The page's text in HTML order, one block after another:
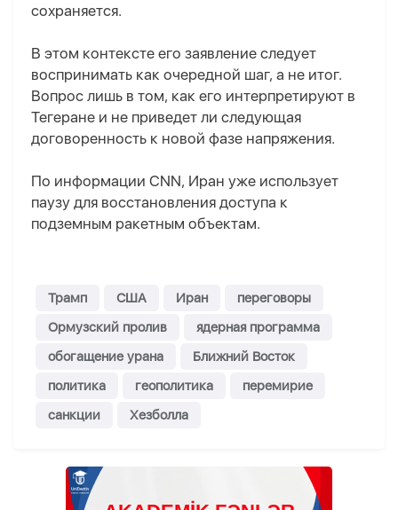
сохраняется.
В этом контексте его заявление следует
воспринимать как очередной шаг, а не итог.
Вопрос лишь в том, как его интерпретируют в
Тегеране и не приведет ли следующая
договоренность к новой фазе напряжения.
По информации CNN, Иран уже использует
паузу для восстановления доступа к
подземным ракетным объектам.
Трамп США Иран
переговоры
Ормузский пролив
ядерная программа
обогащение урана
Ближний Восток
политика
геополитика
перемирие
санкции
Хезболла